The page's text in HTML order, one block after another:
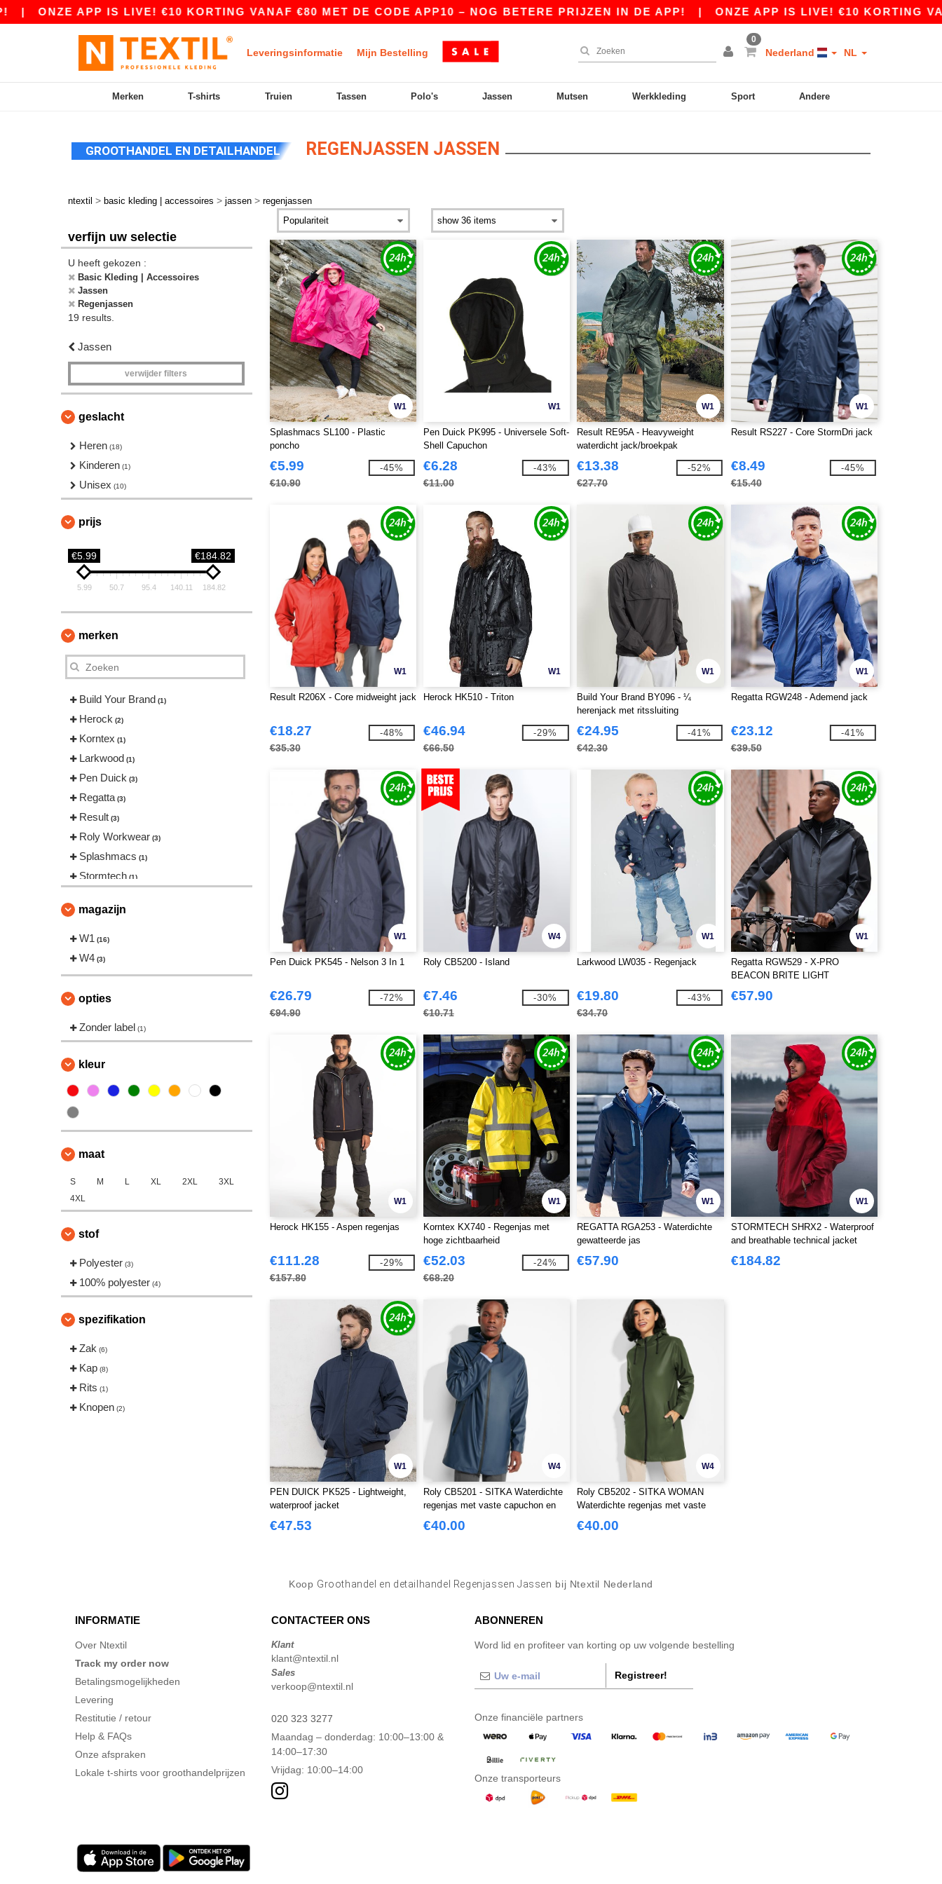
ONZE APP IS LIVE! €10 KORTING VANAF €80 MET DE CODE APP10 – NOG BETERE PRIJZEN IN DE APP!|ONZE APP IS LIVE! €10 KORTING VANAF
Leveringsinformatie Mijn Bestelling
0
Nederland NL
Merken T-shirts Truien Tassen Polo's Jassen Mutsen Werkkleding Sport Andere
GROOTHANDEL EN DETAILHANDEL REGENJASSEN JASSEN
ntextil > basic kleding | accessoires > jassen > regenjassen
verfijn uw selectie
U heeft gekozen :
Basic Kleding | Accessoires
Jassen
Regenjassen
19 results.
Jassen
verwijder filters
geslacht
Heren (18)
Kinderen (1)
Unisex (10)
prijs
€5.99 €184.82
5.99 50.7 95.4 140.11 184.82
merken
Build Your Brand (1)
Herock (2)
Korntex (1)
Larkwood (1)
Pen Duick (3)
Regatta (3)
Result (3)
Roly Workwear (3)
Splashmacs (1)
Stormtech (1)
magazijn
W1 (16)
W4 (3)
opties
Zonder label (1)
kleur
maat
S M L XL 2XL
3XL
4XL
stof
Polyester (3)
100% polyester (4)
spezifikation
Zak (6)
Kap (8)
Rits (1)
Knopen (2)
W1
Splashmacs SL100 - Plastic
poncho
€5.99
€10.90
-45%
W1
Pen Duick PK995 - Universele Soft-
Shell Capuchon
€6.28
€11.00
-43%
W1
Result RE95A - Heavyweight
waterdicht jack/broekpak
€13.38
€27.70
-52%
W1
Result RS227 - Core StormDri jack
€8.49
€15.40
-45%
W1
Result R206X - Core midweight jack
€18.27
€35.30
-48%
W1
Herock HK510 - Triton
€46.94
€66.50
-29%
W1
Build Your Brand BY096 - ¼
herenjack met ritssluiting
€24.95
€42.30
-41%
W1
Regatta RGW248 - Ademend jack
€23.12
€39.50
-41%
W1
Pen Duick PK545 - Nelson 3 In 1
€26.79
€94.90
-72%
W4
Roly CB5200 - Island
€7.46
€10.71
-30%
W1
Larkwood LW035 - Regenjack
€19.80
€34.70
-43%
W1
Regatta RGW529 - X-PRO
BEACON BRITE LIGHT
WATERPROOF JAS
€57.90
W1
Herock HK155 - Aspen regenjas
€111.28
€157.80
-29%
W1
Korntex KX740 - Regenjas met
hoge zichtbaarheid
€52.03
€68.20
-24%
W1
REGATTA RGA253 - Waterdichte
gewatteerde jas
€57.90
W1
STORMTECH SHRX2 - Waterproof
and breathable technical jacket
€184.82
W1
PEN DUICK PK525 - Lightweight,
waterproof jacket
€47.53
W4
Roly CB5201 - SITKA Waterdichte
regenjas met vaste capuchon en
vizier
€40.00
W4
Roly CB5202 - SITKA WOMAN
Waterdichte regenjas met vaste
capuchon en klep
€40.00
Koop Groothandel en detailhandel Regenjassen Jassen bij Ntextil Nederland
INFORMATIE
Over Ntextil
Track my order now
Betalingsmogelijkheden
Levering
Restitutie / retour
Help & FAQs
Onze afspraken
Lokale t-shirts voor groothandelprijzen
CONTACTEER ONS
Klant
klant@ntextil.nl
Sales
verkoop@ntextil.nl
020 323 3277
Maandag – donderdag: 10:00–13:00 &
14:00–17:30
Vrijdag: 10:00–14:00
ABONNEREN
Word lid en profiteer van korting op uw volgende bestelling
Registreer!
Onze financiële partners
Onze transporteurs